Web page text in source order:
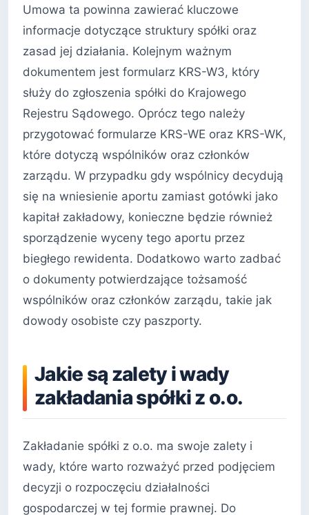
Umowa ta powinna zawierać kluczowe
informacje dotyczące struktury spółki oraz
zasad jej działania. Kolejnym ważnym
dokumentem jest formularz KRS-W3, który
służy do zgłoszenia spółki do Krajowego
Rejestru Sądowego. Oprócz tego należy
przygotować formularze KRS-WE oraz KRS-WK,
które dotyczą wspólników oraz członków
zarządu. W przypadku gdy wspólnicy decydują
się na wniesienie aportu zamiast gotówki jako
kapitał zakładowy, konieczne będzie również
sporządzenie wyceny tego aportu przez
biegłego rewidenta. Dodatkowo warto zadbać
o dokumenty potwierdzające tożsamość
wspólników oraz członków zarządu, takie jak
dowody osobiste czy paszporty.
Jakie są zalety i wady
zakładania spółki z o.o.
Zakładanie spółki z o.o. ma swoje zalety i
wady, które warto rozważyć przed podjęciem
decyzji o rozpoczęciu działalności
gospodarczej w tej formie prawnej. Do